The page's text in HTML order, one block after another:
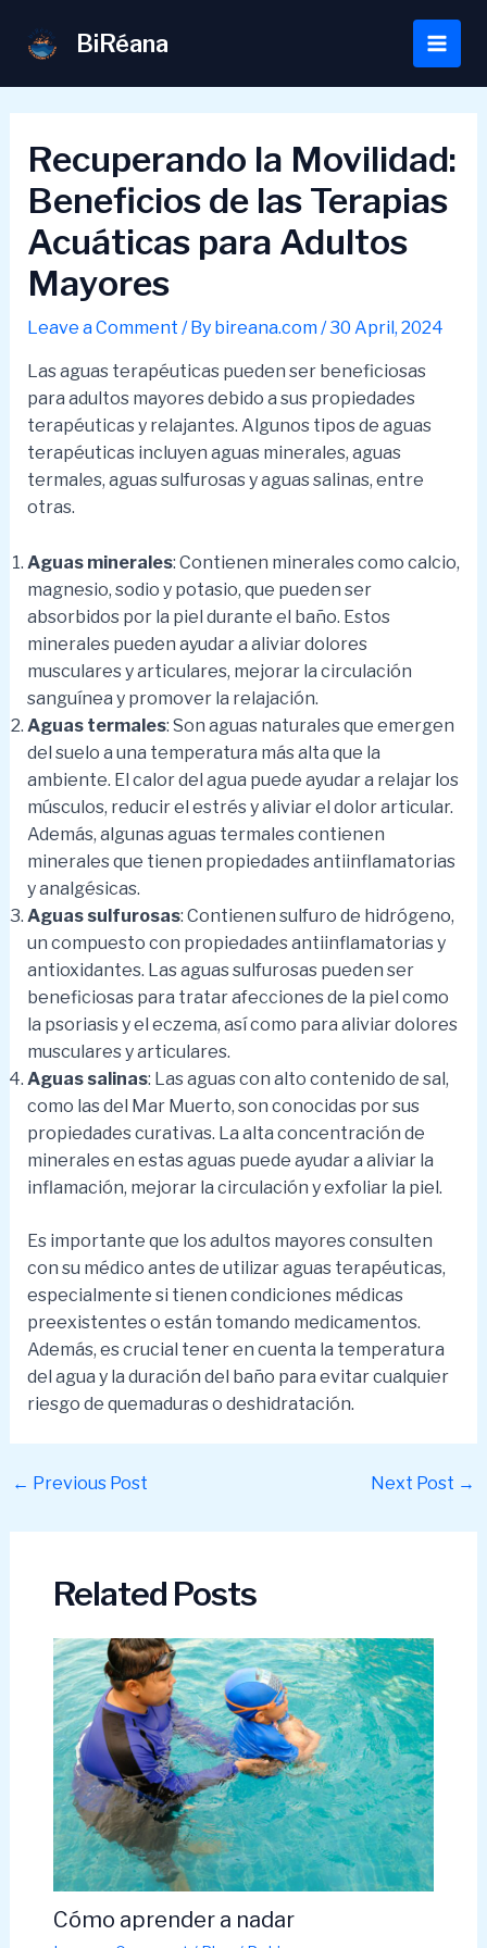
content
BiRéana
Main
Recuperando la Movilidad:
Beneficios de las Terapias
Acuáticas para Adultos
Mayores
Leave a Comment / By bireana.com/30 April, 2024
Las aguas terapéuticas pueden ser beneficiosas
para adultos mayores debido a sus propiedades
terapéuticas y relajantes. Algunos tipos de aguas
terapéuticas incluyen aguas minerales, aguas
termales, aguas sulfurosas y aguas salinas, entre
otras.
Aguas minerales: Contienen minerales como calcio,
magnesio, sodio y potasio, que pueden ser
absorbidos por la piel durante el baño. Estos
minerales pueden ayudar a aliviar dolores
musculares y articulares, mejorar la circulación
sanguínea y promover la relajación.
Aguas termales: Son aguas naturales que emergen
del suelo a una temperatura más alta que la
ambiente. El calor del agua puede ayudar a relajar los
músculos, reducir el estrés y aliviar el dolor articular.
Además, algunas aguas termales contienen
minerales que tienen propiedades antiinflamatorias
y analgésicas.
Aguas sulfurosas: Contienen sulfuro de hidrógeno,
un compuesto con propiedades antiinflamatorias y
antioxidantes. Las aguas sulfurosas pueden ser
beneficiosas para tratar afecciones de la piel como
la psoriasis y el eczema, así como para aliviar dolores
musculares y articulares.
Aguas salinas: Las aguas con alto contenido de sal,
como las del Mar Muerto, son conocidas por sus
propiedades curativas. La alta concentración de
minerales en estas aguas puede ayudar a aliviar la
inflamación, mejorar la circulación y exfoliar la piel.
Es importante que los adultos mayores consulten
con su médico antes de utilizar aguas terapéuticas,
especialmente si tienen condiciones médicas
preexistentes o están tomando medicamentos.
Además, es crucial tener en cuenta la temperatura
del agua y la duración del baño para evitar cualquier
riesgo de quemaduras o deshidratación.
Post
← Previous Post Next Post →
Related Posts
Cómo aprender a nadar